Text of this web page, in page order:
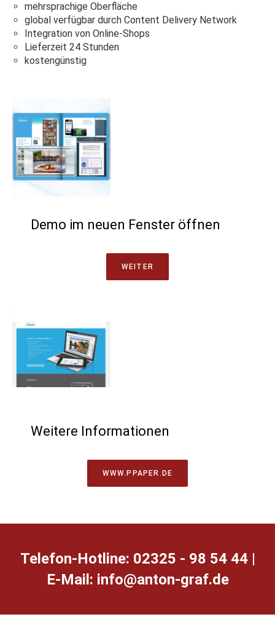
mehrsprachige Oberfläche
global verfügbar durch Content Delivery Network
Integration von Online-Shops
Lieferzeit 24 Stunden
kostengünstig
Demo im neuen Fenster öffnen
WEITER
Weitere Informationen
WWW.PPAPER.DE
Telefon-Hotline: 02325 - 98 54 44 |
E-Mail: ed.farg-notna@ofni